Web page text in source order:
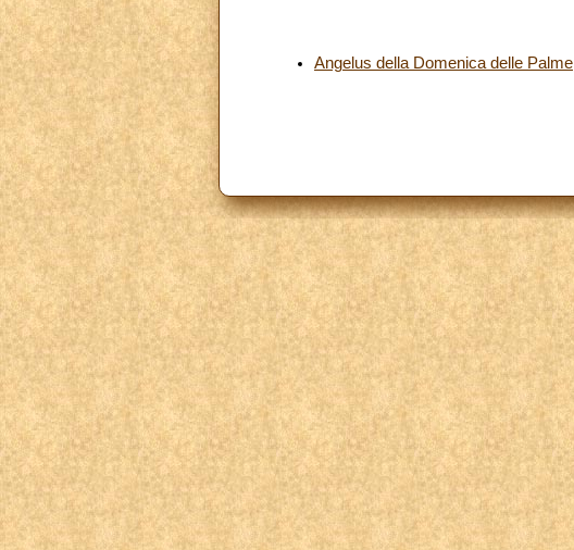
Angelus della Domenica delle Palme